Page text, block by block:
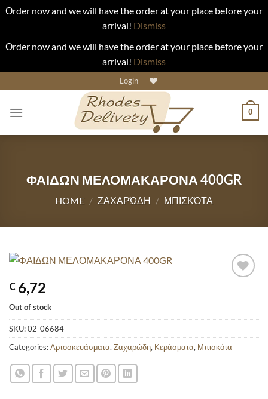
Οrder now and we will have the order at your place before your
arrival! Dismiss
Οrder now and we will have the order at your place before your
arrival! Dismiss
to
content
Login
0
ΦΑΙΔΩΝ ΜΕΛΟΜΑΚΑΡΟΝΑ 400GR
HOME / ΖΑΧΑΡΏΔΗ / ΜΠΙΣΚΌΤΑ
€ 6,72
Out of stock
SKU:02-06684
Categories:Αρτοσκευάσματα,Ζαχαρώδη, Κεράσματα, Μπισκότα